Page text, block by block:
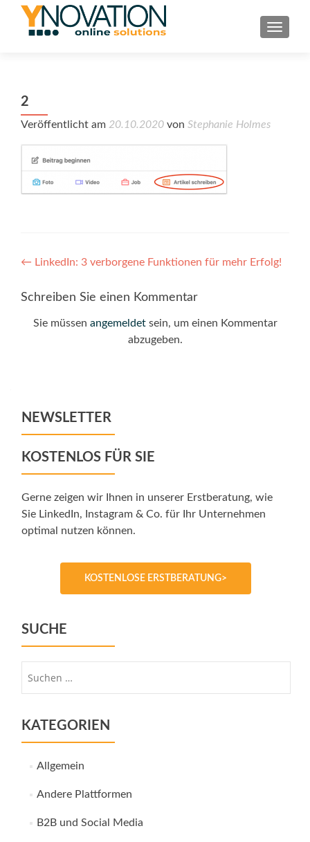
2
Veröffentlicht am 20.10.2020 von Stephanie Holmes
Post
navigation
← LinkedIn: 3 verborgene Funktionen für mehr Erfolg!
Schreiben Sie einen Kommentar
Sie müssen angemeldetsein, um einen Kommentar
abzugeben.
NEWSLETTER
KOSTENLOS FÜR SIE
Gerne zeigen wir Ihnen in unserer Erstberatung, wie
Sie LinkedIn, Instagram & Co. für Ihr Unternehmen
optimal nutzen können.
KOSTENLOSE ERSTBERATUNG>
SUCHE
KATEGORIEN
Allgemein
Andere Plattformen
B2B und Social Media